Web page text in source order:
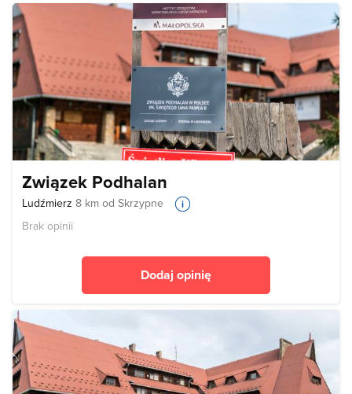
Związek Podhalan
Ludźmierz 8 km od Skrzypne
Brak opinii
Dodaj opinię